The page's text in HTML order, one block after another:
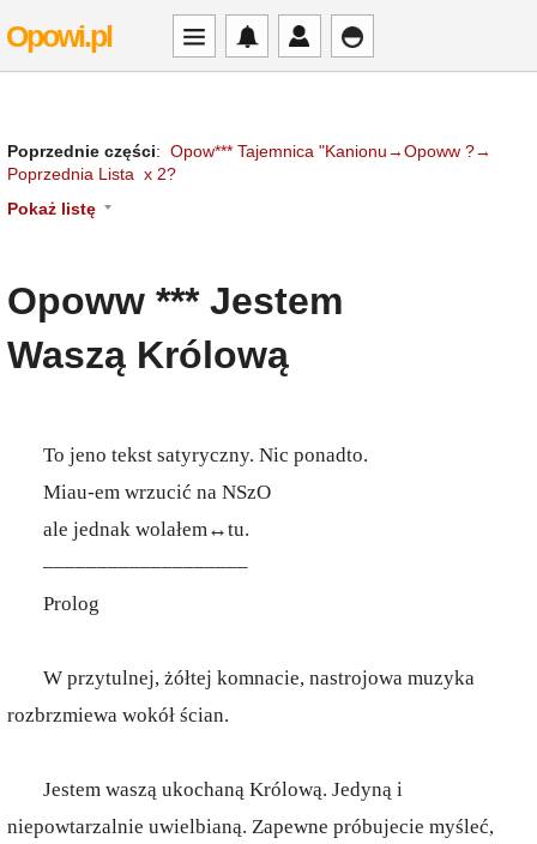
Opowi.pl
Poprzednie części: Opow*** Tajemnica "Kanionu→Opoww ?→
Poprzednia Lista x 2?
Pokaż listę
Opoww *** Jestem
Waszą Królową
To jeno tekst satyryczny. Nic ponadto.
Miau-em wrzucić na NSzO
ale jednak wolałem↔tu.
–––––––––––––––––––
Prolog
W przytulnej, żółtej komnacie, nastrojowa muzyka
rozbrzmiewa wokół ścian.
Jestem waszą ukochaną Królową. Jedyną i
niepowtarzalnie uwielbianą. Zapewne próbujecie myśleć,